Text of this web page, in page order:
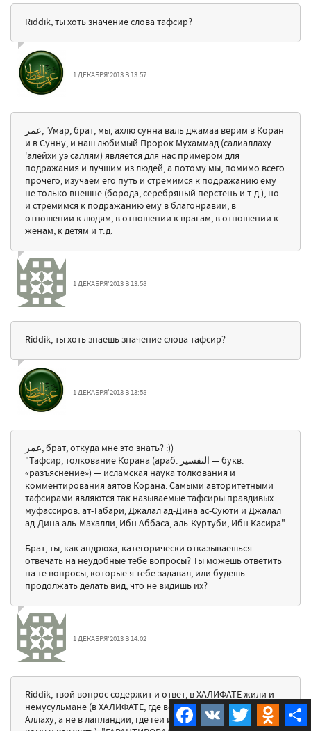
Riddik, ты хоть значение слова тафсир?
1 ДЕКАБРЯ'2013 В 13:57
عمر, 'Умар, брат, мы, ахлю сунна валь джамаа верим в Коран
и в Сунну, и наш любимый Пророк Мухаммад (салиаллаху
'алейхи уэ саллям) является для нас примером для
подражания и лучшим из людей, а потому мы, помимо всего
прочего, изучаем его путь и стремимся к подражанию ему
не только внешне (борода, серебряный перстень и т.д.), но
и стремимся к подражанию ему в благонравии, в
отношении к людям, в отношении к врагам, в отношении к
женам, к детям и т.д.
1 ДЕКАБРЯ'2013 В 13:58
Riddik, ты хоть знаешь значение слова тафсир?
1 ДЕКАБРЯ'2013 В 13:58
عمر, брат, откуда мне это знать? :))
"Тафсир, толкование Корана (араб. التفسير‎‎ — букв.
«разъяснение») — исламская наука толкования и
комментирования аятов Корана. Самыми авторитетными
тафсирами являются так называемые тафсиры правдивых
муфассиров: ат-Табари, Джалал ад-Дина ас-Суюти и Джалал
ад-Дина аль-Махалли, Ибн Аббаса, аль-Куртуби, Ибн Касира".
Брат, ты, как андрюха, категорически отказываешься
отвечать на неудобные тебе вопросы? Ты можешь ответить
на те вопросы, которые я тебе задавал, или будешь
продолжать делать вид, что не видишь их?
1 ДЕКАБРЯ'2013 В 14:02
Riddik, твой вопрос содержит и ответ, в ХАЛИФАТЕ жили и
немусульмане (в ХАЛИФАТЕ, где вся власть принадлежала
Аллаху, а не в лапландии, где геи и проститутки решают
Facebook
VK Twitter